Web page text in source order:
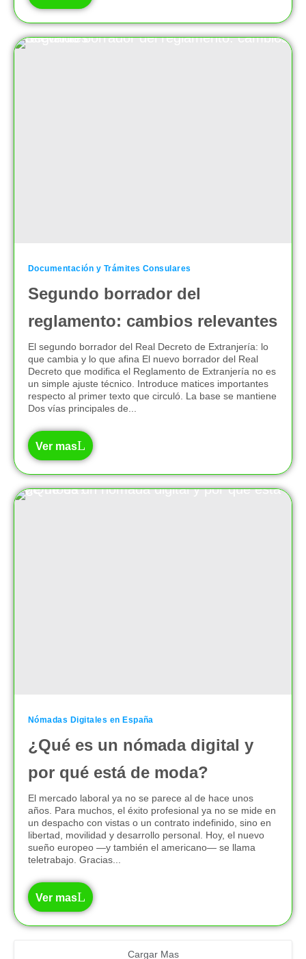
Documentación y Trámites Consulares
Segundo borrador del
reglamento: cambios relevantes
El segundo borrador del Real Decreto de Extranjería: lo
que cambia y lo que afina El nuevo borrador del Real
Decreto que modifica el Reglamento de Extranjería no es
un simple ajuste técnico. Introduce matices importantes
respecto al primer texto que circuló. La base se mantiene
Dos vías principales de...
Ver mas
Nómadas Digitales en España
¿Qué es un nómada digital y
por qué está de moda?
El mercado laboral ya no se parece al de hace unos
años. Para muchos, el éxito profesional ya no se mide en
un despacho con vistas o un contrato indefinido, sino en
libertad, movilidad y desarrollo personal. Hoy, el nuevo
sueño europeo —y también el americano— se llama
teletrabajo. Gracias...
Ver mas
Cargar Mas